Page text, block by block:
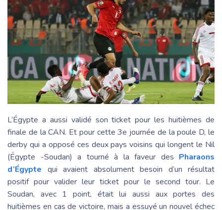
L’Égypte a aussi validé son ticket pour les huitièmes de
finale de la CAN. Et pour cette 3e journée de la poule D, le
derby qui a opposé ces deux pays voisins qui longent le Nil
(Égypte -Soudan) a tourné à la faveur des Pharaons
d’Égypte qui avaient absolument besoin d’un résultat
positif pour valider leur ticket pour le second tour. Le
Soudan, avec 1 point, était lui aussi aux portes des
huitièmes en cas de victoire, mais a essuyé un nouvel échec